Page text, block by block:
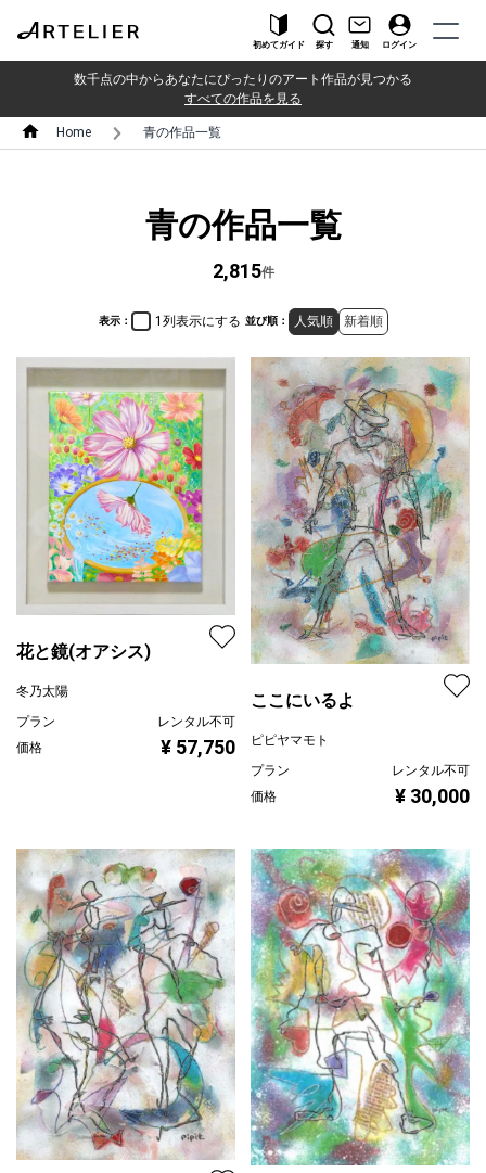
初めてガイド 探す 通知 ログイン
数千点の中からあなたにぴったりのアート作品が見つかる
すべての作品を見る
Home 青の作品一覧
青の作品一覧
2,815件
表示： 1列表示にする 並び順： 人気順 新着順
花と鏡(オアシス)
冬乃太陽
プラン
レンタル不可
価格
¥ 57,750
ここにいるよ
ピピヤマモト
プラン
レンタル不可
価格
¥ 30,000